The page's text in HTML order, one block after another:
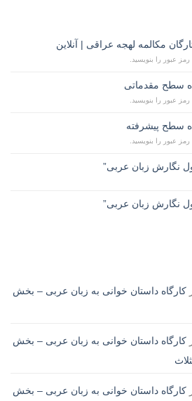
مکالمه لهجه عراقی | آنلاین
عبور را بنویسید.
سطح مقدماتی
عبور را بنویسید.
سطح پیشرفته
عبور را بنویسید.
نگارش زبان عربی”
نگارش زبان عربی”
کارگاه داستان خوانی به زبان عربی – بخش
کارگاه داستان خوانی به زبان عربی – بخش
کارگاه داستان خوانی به زبان عربی – بخش